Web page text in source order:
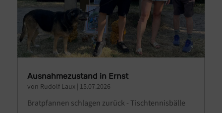
Ausnahmezustand in Ernst
von Rudolf Laux| 15.07.2026
Bratpfannen schlagen zurück - Tischtennisbälle